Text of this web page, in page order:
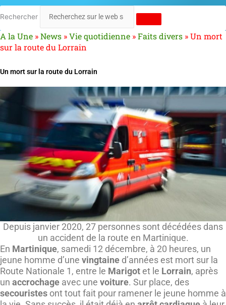
Rechercher
A la Une »News »Vie quotidienne »Faits divers »Un mort
sur la route du Lorrain
Un mort sur la route du Lorrain
Depuis janvier 2020, 27 personnes sont décédées dans
un accident de la route en Martinique.
En Martinique, samedi 12 décembre, à 20 heures, un
jeune homme d’une vingtaine d’années est mort sur la
Route Nationale 1, entre le Marigot et le Lorrain, après
un accrochage avec une voiture. Sur place, des
secouristes ont tout fait pour ramener le jeune homme à